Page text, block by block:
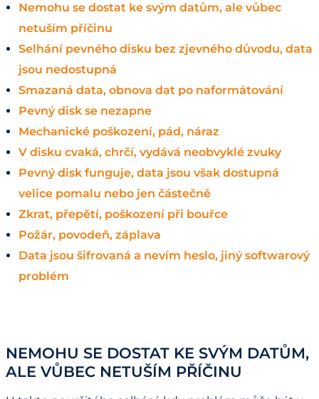
Nemohu se dostat ke svým datům, ale vůbec
netuším příčinu
Selhání pevného disku bez zjevného důvodu, data
jsou nedostupná
Smazaná data, obnova dat po naformátování
Pevný disk se nezapne
Mechanické poškození, pád, náraz
V disku cvaká, chrčí, vydává neobvyklé zvuky
Pevný disk funguje, data jsou však dostupná
velice pomalu nebo jen částečně
Zkrat, přepětí, poškození při bouřce
Požár, povodeň, záplava
Data jsou šifrovaná a nevím heslo, jiný softwarový
problém
NEMOHU SE DOSTAT KE SVÝM DATŮM,
ALE VŮBEC NETUŠÍM PŘÍČINU